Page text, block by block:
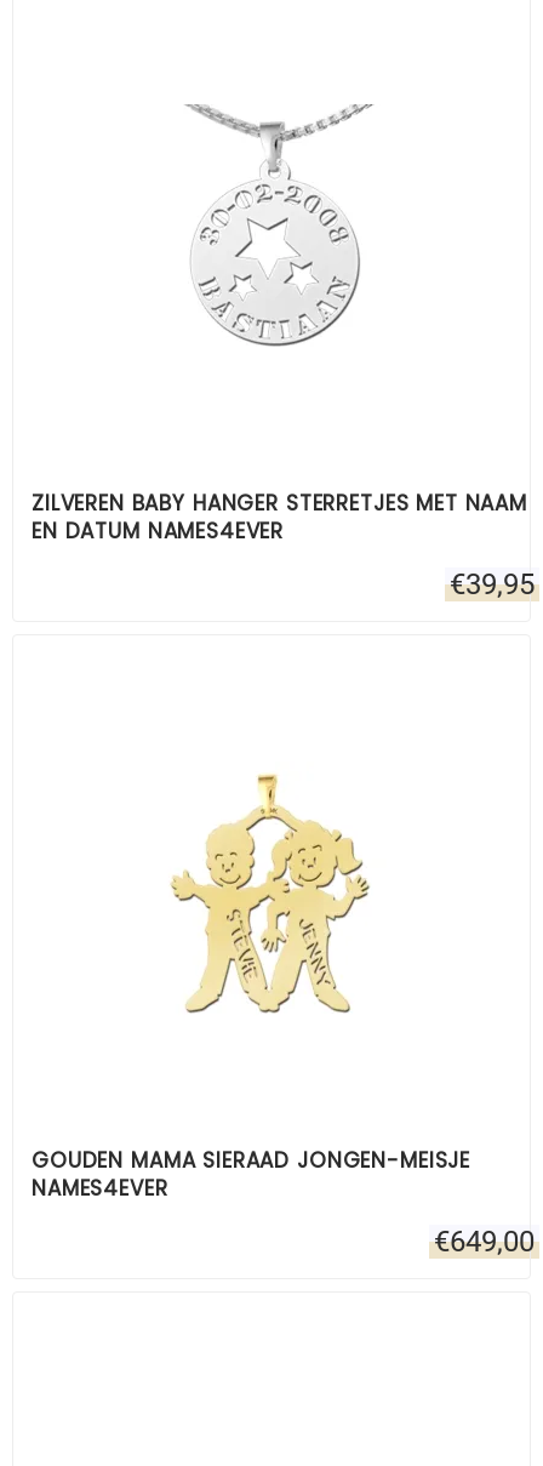
ZILVEREN BABY HANGER STERRETJES MET NAAM
EN DATUM NAMES4EVER
€39,95
GOUDEN MAMA SIERAAD JONGEN-MEISJE
NAMES4EVER
€649,00